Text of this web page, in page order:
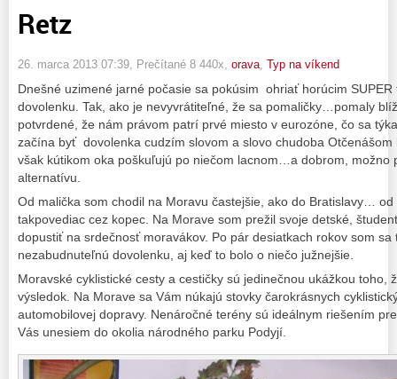
Retz
26. marca 2013 07:39 , Prečítané 8 440x, orava Typ na víkend
Dnešné uzimené jarné počasie sa pokúsim ohriať horúcim
dovolenku. Tak, ako je nevyvrátiteľné, že sa pomaličky…pomaly
potvrdené, že nám právom patrí prvé miesto v eurozóne, čo sa
začína byť dovolenka cudzím slovom a slovo chudoba
však kútikom oka poškuľujú po niečom lacnom…a dobrom, možno
alternatívu.
Od malička som chodil na Moravu častejšie, ako do Bratislavy…
takpovediac cez kopec. Na Morave som prežil svoje detské,
dopustiť na srdečnosť moravákov. Po pár desiatkach rokov som sa
nezabudnuteľnú dovolenku, aj keď to bolo o niečo južnejšie.
Moravské cyklistické cesty a cestičky sú jedinečnou ukážkou toho,
výsledok. Na Morave sa Vám núkajú stovky čarokrásnych
automobilovej dopravy. Nenáročné terény sú ideálnym riešením
Vás unesiem do okolia národného parku Podyjí.